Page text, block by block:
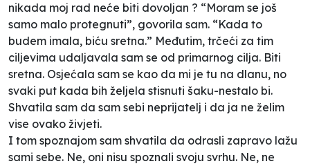
nikada moj rad neće biti dovoljan ? “Moram se još
samo malo protegnuti”, govorila sam. “Kada to
budem imala, biću sretna.” Međutim, trčeći za tim
ciljevima udaljavala sam se od primarnog cilja. Biti
sretna. Osjećala sam se kao da mi je tu na dlanu, no
svaki put kada bih željela stisnuti šaku-nestalo bi.
Shvatila sam da sam sebi neprijatelj i da ja ne želim
vise ovako živjeti.
I tom spoznajom sam shvatila da odrasli zapravo lažu
sami sebe. Ne, oni nisu spoznali svoju svrhu. Ne, ne